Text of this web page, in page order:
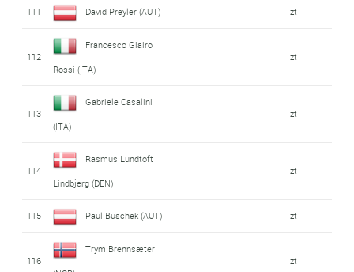
111 David Preyler (AUT) zt
112
Francesco Giairo
Rossi (ITA)
zt
113
Gabriele Casalini
(ITA)
zt
114
Rasmus Lundtoft
Lindbjerg (DEN)
zt
115 Paul Buschek (AUT) zt
116
Trym Brennsæter
zt